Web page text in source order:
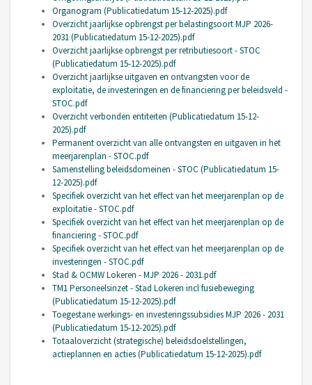
Organogram (Publicatiedatum 15-12-2025).pdf
Overzicht jaarlijkse opbrengst per belastingsoort MJP 2026-
2031 (Publicatiedatum 15-12-2025).pdf
Overzicht jaarlijkse opbrengst per retributiesoort - STOC
(Publicatiedatum 15-12-2025).pdf
Overzicht jaarlijkse uitgaven en ontvangsten voor de
exploitatie, de investeringen en de financiering per beleidsveld -
STOC.pdf
Overzicht verbonden entiteiten (Publicatiedatum 15-12-
2025).pdf
Permanent overzicht van alle ontvangsten en uitgaven in het
meerjarenplan - STOC.pdf
Samenstelling beleidsdomeinen - STOC (Publicatiedatum 15-
12-2025).pdf
Specifiek overzicht van het effect van het meerjarenplan op de
exploitatie - STOC.pdf
Specifiek overzicht van het effect van het meerjarenplan op de
financiering - STOC.pdf
Specifiek overzicht van het effect van het meerjarenplan op de
investeringen - STOC.pdf
Stad & OCMW Lokeren - MJP 2026 - 2031.pdf
TM1 Personeelsinzet - Stad Lokeren incl fusiebeweging
(Publicatiedatum 15-12-2025).pdf
Toegestane werkings- en investeringssubsidies MJP 2026 - 2031
(Publicatiedatum 15-12-2025).pdf
Totaaloverzicht (strategische) beleidsdoelstellingen,
actieplannen en acties (Publicatiedatum 15-12-2025).pdf